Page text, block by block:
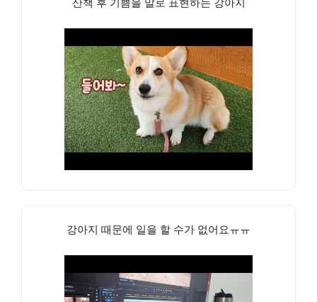
산책 후 기쁨을 말로 표현하는 강아지
강아지 때문에 일을 할 수가 없어요ㅠㅠ